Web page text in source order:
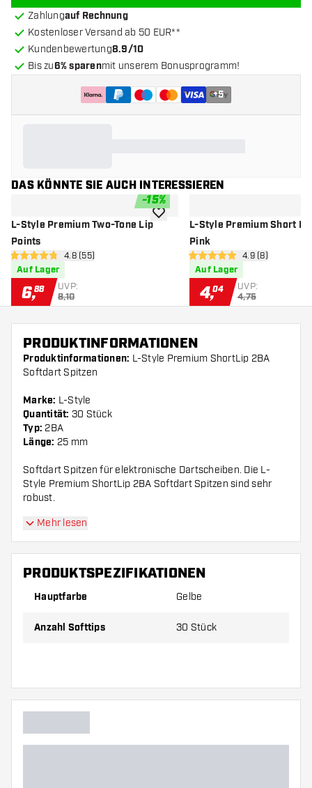
Zahlungauf Rechnung
Kostenloser Versand ab 50 EUR**
Kundenbewertung8.9/10
Bis zu6% sparenmit unserem Bonusprogramm!
+5
DAS KÖNNTE SIE AUCH INTERESSIEREN
-15%
L-Style Premium Two-Tone Lip
Points
Bewertungsbereich öffnen
4.8 Bewertungssterne
4.8 (55)
Auf Lager
6,88 UVP:
8,10
Zur Wunschliste hinzufügen
L-Style Premium Short
Pink
4.9 Bewertungssterne
4.9 (8)
Auf Lager
4,04 UVP:
4,75
PRODUKTINFORMATIONEN
Produktinformationen: L-Style Premium ShortLip 2BA
Softdart Spitzen
Marke: L-Style
Quantität: 30 Stück
Typ: 2BA
Länge: 25 mm
Softdart Spitzen für elektronische Dartscheiben. Die L-
Style Premium ShortLip 2BA Softdart Spitzen sind sehr
robust.
Mehr lesen
PRODUKTSPEZIFIKATIONEN
Hauptfarbe Gelbe
Anzahl Softtips 30 Stück